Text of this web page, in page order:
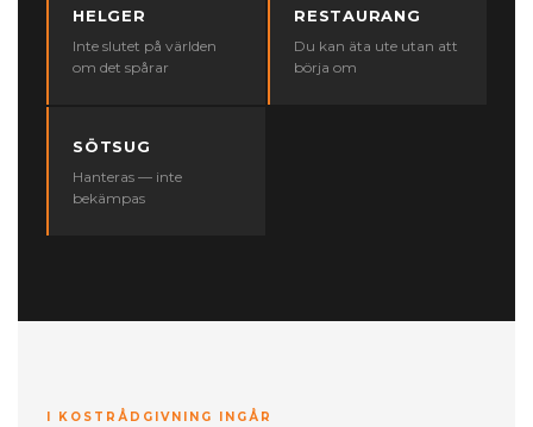
HELGER
Inte slutet på världen
om det spårar
RESTAURANG
Du kan äta ute utan att
börja om
SÖTSUG
Hanteras — inte
bekämpas
I KOSTRÅDGIVNING INGÅR